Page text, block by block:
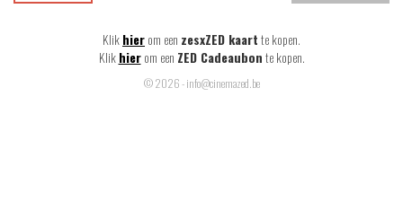
Klikhierom een zesxZED kaartte kopen.
Klik hier om een ZED Cadeaubonte kopen.
© 2026 - info@cinemazed.be